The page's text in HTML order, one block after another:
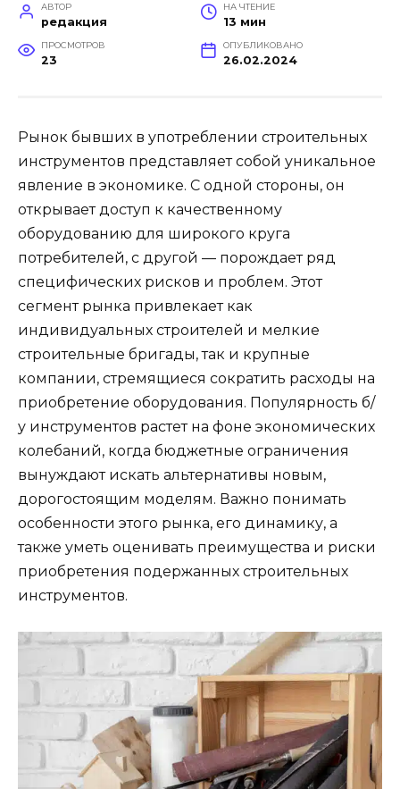
АВТОР
редакция
НА ЧТЕНИЕ
13 мин
ПРОСМОТРОВ
23
ОПУБЛИКОВАНО
26.02.2024
Рынок бывших в употреблении строительных
инструментов представляет собой уникальное
явление в экономике. С одной стороны, он
открывает доступ к качественному
оборудованию для широкого круга
потребителей, с другой — порождает ряд
специфических рисков и проблем. Этот
сегмент рынка привлекает как
индивидуальных строителей и мелкие
строительные бригады, так и крупные
компании, стремящиеся сократить расходы на
приобретение оборудования. Популярность б/
у инструментов растет на фоне экономических
колебаний, когда бюджетные ограничения
вынуждают искать альтернативы новым,
дорогостоящим моделям. Важно понимать
особенности этого рынка, его динамику, а
также уметь оценивать преимущества и риски
приобретения подержанных строительных
инструментов.